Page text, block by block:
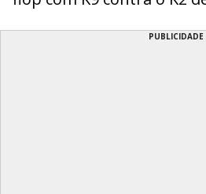
PUBLICIDADE